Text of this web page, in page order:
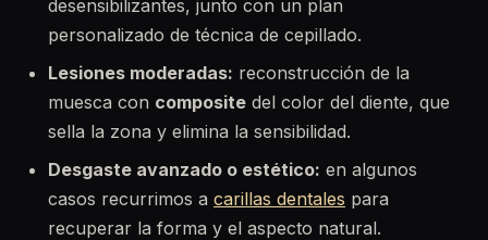
desensibilizantes, junto con un plan
personalizado de técnica de cepillado.
Lesiones moderadas: reconstrucción de la
muesca con composite del color del diente, que
sella la zona y elimina la sensibilidad.
Desgaste avanzado o estético: en algunos
casos recurrimos a carillas dentales para
recuperar la forma y el aspecto natural.